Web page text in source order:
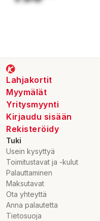
Lahjakortit
Myymälät
Yritysmyynti
Kirjaudu sisään
Rekisteröidy
Tuki
Usein kysyttyä
Toimitustavat ja -kulut
Palauttaminen
Maksutavat
Ota yhteyttä
Anna palautetta
Tietosuoja